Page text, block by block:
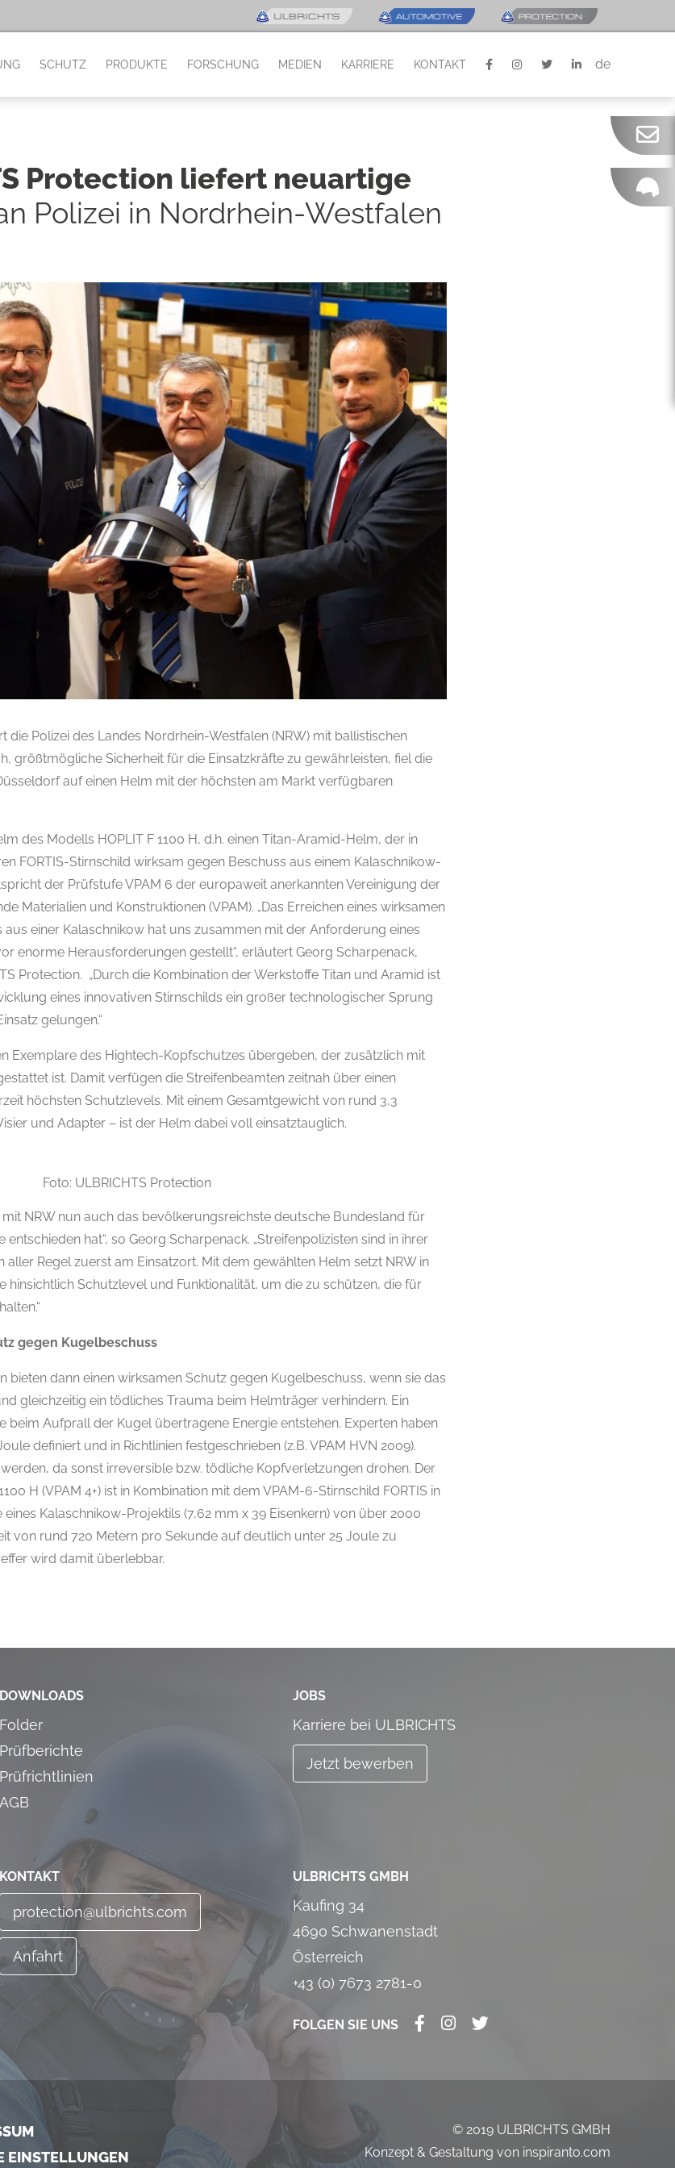
SCHUTZ PRODUKTE FORSCHUNG MEDIEN KARRIERE KONTAKT de
Protection liefert neuartige
Polizei in Nordrhein-Westfalen
die Polizei des Landes Nordrhein-Westfalen (NRW) mit ballistischen
größtmögliche Sicherheit für die Einsatzkräfte zu gewährleisten, fiel die
auf einen Helm mit der höchsten am Markt verfügbaren
des Modells HOPLIT F 1100 H, d.h. einen Titan-Aramid-Helm, der in
FORTIS-Stirnschild wirksam gegen Beschuss aus einem Kalaschnikow-
der Prüfstufe VPAM 6 der europaweit anerkannten Vereinigung der
Materialien und Konstruktionen (VPAM). „Das Erreichen eines wirksamen
einer Kalaschnikow hat uns zusammen mit der Anforderung eines
enorme Herausforderungen gestellt“, erläutert Georg Scharpenack,
Protection. „Durch die Kombination der Werkstoffe Titan und Aramid ist
eines innovativen Stirnschilds ein großer technologischer Sprung
gelungen.“
Exemplare des Hightech-Kopfschutzes übergeben, der zusätzlich mit
ist. Damit verfügen die Streifenbeamten zeitnah über einen
höchsten Schutzlevels. Mit einem Gesamtgewicht von rund 3,3
und Adapter – ist der Helm dabei voll einsatztauglich.
Foto: ULBRICHTS Protection
mit NRW nun auch das bevölkerungsreichste deutsche Bundesland für
hat“, so Georg Scharpenack. „Streifenpolizisten sind in ihrer
aller Regel zuerst am Einsatzort. Mit dem gewählten Helm setzt NRW in
hinsichtlich Schutzlevel und Funktionalität, um die zu schützen, die für
gegen Kugelbeschuss
bieten dann einen wirksamen Schutz gegen Kugelbeschuss, wenn sie das
gleichzeitig ein tödliches Trauma beim Helmträger verhindern. Ein
beim Aufprall der Kugel übertragene Energie entstehen. Experten haben
definiert und in Richtlinien festgeschrieben (z.B. VPAM HVN 2009).
da sonst irreversible bzw. tödliche Kopfverletzungen drohen. Der
H (VPAM 4+) ist in Kombination mit dem VPAM-6-Stirnschild FORTIS in
Kalaschnikow-Projektils (7,62 mm x 39 Eisenkern) von über 2000
von rund 720 Metern pro Sekunde auf deutlich unter 25 Joule zu
wird damit überlebbar.
DOWNLOADS
Folder
Prüfberichte
Prüfrichtlinien
AGB
JOBS
Karriere bei ULBRICHTS
Jetzt bewerben
KONTAKT
protection@ulbrichts.com
Anfahrt
ULBRICHTS GMBH
Kaufing 34
4690 Schwanenstadt
Österreich
+43 (0) 7673 2781-0
FOLGEN SIE UNS
EINSTELLUNGEN
© 2019 ULBRICHTS GMBH
Konzept & Gestaltung von inspiranto.com